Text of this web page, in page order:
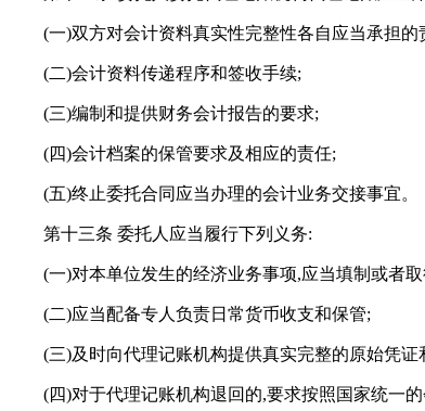
(一)双方对会计资料真实性完整性各自应当承担的
(二)会计资料传递程序和签收手续;
(三)编制和提供财务会计报告的要求;
(四)会计档案的保管要求及相应的责任;
(五)终止委托合同应当办理的会计业务交接事宜。
第十三条 委托人应当履行下列义务:
(一)对本单位发生的经济业务事项,应当填制或者
(二)应当配备专人负责日常货币收支和保管;
(三)及时向代理记账机构提供真实完整的原始凭证
(四)对于代理记账机构退回的,要求按照国家统一